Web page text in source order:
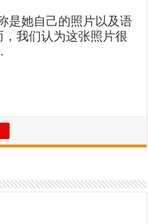
是她自己的照片以及语
我们认为这张照片很